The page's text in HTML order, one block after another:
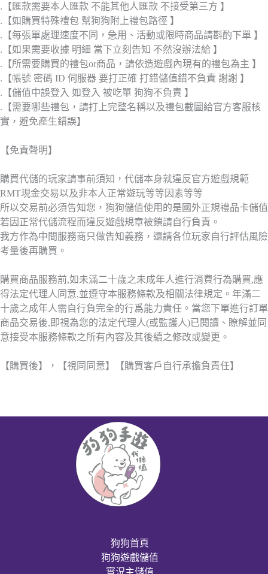
.【匯款需要本人匯款 不能其他人匯款 不接受第三方 】
.【如購買特殊禮包 幫狗狗附上禮包路徑 】
.【每張單處理速度不同，急用、活動或限時商品請斟酌下單 】
.【如果需要收據 明細 當下立刻告知 不然沒辦法給 】
.【所需要購買的禮包or商品，請依造遊戲內現有的禮包為主 】
.【帳號 密碼 ID 伺服器 要打正確 打錯儲值錯不負責 謝謝 】
.【儲值中誤登入 如登入 被吃單 狗狗不負責 】
.【需要哪些禮包，請打上完整名稱以及禮包截圖給官方客服核
實，避免產生錯誤】
【免責聲明】
購買代儲的玩家請事前須知，代儲本身就違反官方遊戲規範
RMT現金交易以及非本人正常遊玩等等因素等等
所以交易前必須告知您，狗狗儲值使用的是國外正規禮品卡儲值
若因正常代儲流程而違反遊戲規章被鎖請自行負責。
我方作為中間服務商只做告知義務，還請各位玩家自行評估風險
考量後再購買。
購買商品服務前,如未滿二十歲之未成年人進行消費行為購買,應
得法定代理人同意,並遵守本服務條款及相關法律規定。年滿二
十歲之成年人需自行負完全的行爲能力責任。當您下單進行訂單
商品交易後,即視為您的法定代理人(或監護人)已閱讀、瞭解並同
意接受本服務條款之所有內容及其後續之修改或變更。
【購買後】，【視同同意】【購買客戶自行承擔負責任】
狗狗首頁
狗狗遊戲儲值
實況主儲值